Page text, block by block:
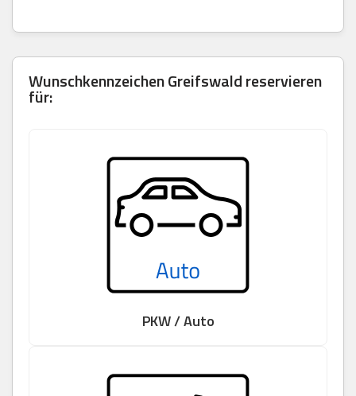
Wunschkennzeichen Greifswald reservieren
für:
PKW / Auto